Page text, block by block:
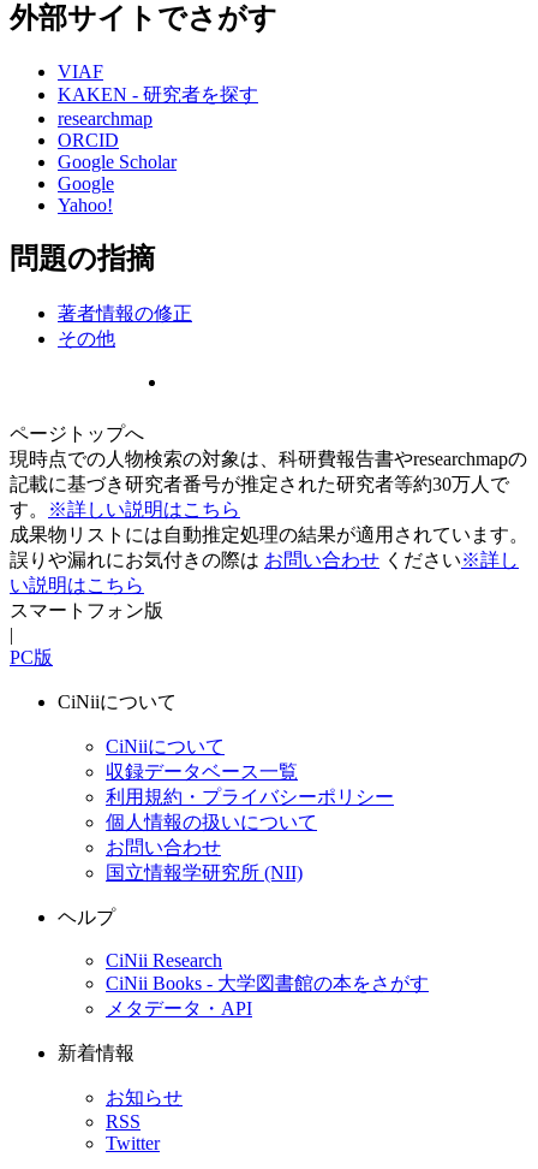
外部サイトでさがす
VIAF
KAKEN - 研究者を探す
researchmap
ORCID
Google Scholar
Google
Yahoo!
問題の指摘
著者情報の修正
その他
ページトップへ
現時点での人物検索の対象は、科研費報告書やresearchmapの
記載に基づき研究者番号が推定された研究者等約30万人で
す。
※詳しい説明はこちら
成果物リストには自動推定処理の結果が適用されています。
誤りや漏れにお気付きの際は お問い合わせ ください※詳し
い説明はこちら
スマートフォン版
|
PC版
CiNiiについて
CiNiiについて
収録データベース一覧
利用規約・プライバシーポリシー
個人情報の扱いについて
お問い合わせ
国立情報学研究所 (NII)
ヘルプ
CiNii Research
CiNii Books - 大学図書館の本をさがす
メタデータ・API
新着情報
お知らせ
RSS
Twitter